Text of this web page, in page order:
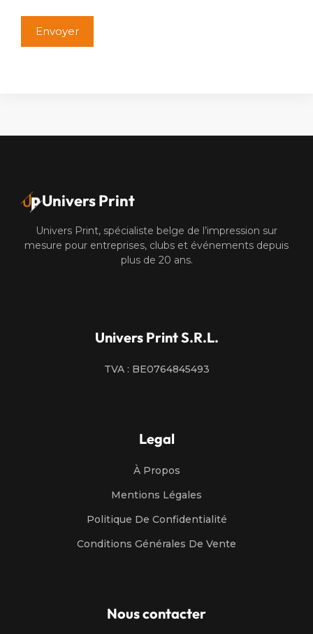
Univers Print
Univers Print, spécialiste belge de l’impression sur
mesure pour entreprises, clubs et événements depuis
plus de 20 ans.
Univers Print S.R.L.
TVA : BE0764845493
Legal
À Propos
Mentions Légales
Politique De Confidentialité
Conditions Générales De Vente
Nous contacter